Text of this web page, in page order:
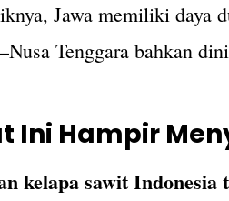
Jawa memiliki daya
Tenggara bahkan
Ini Hampir
kelapa sawit